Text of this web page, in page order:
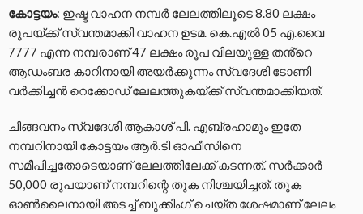
കോട്ടയം: ഇഷ്ട വാഹന നമ്പർ ലേലത്തിലൂടെ 8.80 ലക്ഷം
രൂപയ്ക്ക് സ്വന്തമാക്കി വാഹന ഉടമ. കെ.എൽ 05 എ.വൈ
7777 എന്ന നമ്പരാണ് 47 ലക്ഷം രൂപ വിലയുള്ള തൻ്റെ
ആഡംബര കാറിനായി അയർക്കുന്നം സ്വദേശി ടോണി
വർക്കിച്ചൻ റെക്കോഡ് ലേലത്തുകയ്ക്ക് സ്വന്തമാക്കിയത്.
ചിങ്ങവനം സ്വദേശി ആകാശ് പി. എബ്രഹാമും ഇതേ
നമ്പറിനായി കോട്ടയം ആർ.ടി ഓഫീസിനെ
സമീപിച്ചതോടെയാണ് ലേലത്തിലേക്ക് കടന്നത്. സർക്കാർ
50,000 രൂപയാണ് നമ്പറിന്റെ തുക നിശ്ചയിച്ചത്. തുക
ഓൺലൈനായി അടച്ച് ബുക്കിംഗ് ചെയ്ത ശേഷമാണ് ലേലം